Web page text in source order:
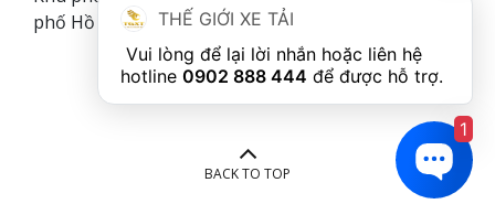
Đầu xe thiết kế dạng khí động học giúp cản sức gió khi
phố Hồ Chí Minh, Việt Nam.
BACK TO TOP
THẾ GIỚI XE TẢI
hotline 0902 888 444
1